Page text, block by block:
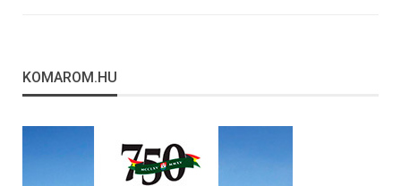
KOMAROM.HU